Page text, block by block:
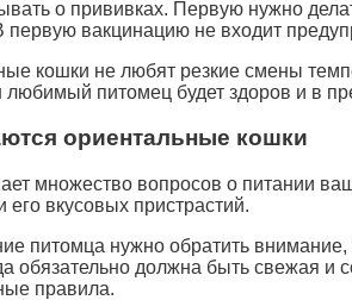
о прививках. Первую нужно
первую вакцинацию не входит
кошки не любят резкие смены
любимый питомец будет здоров и в
ориентальные кошки
множество вопросов о питании
его вкусовых пристрастий.
питомца нужно обратить внимание,
обязательно должна быть свежая
правила.